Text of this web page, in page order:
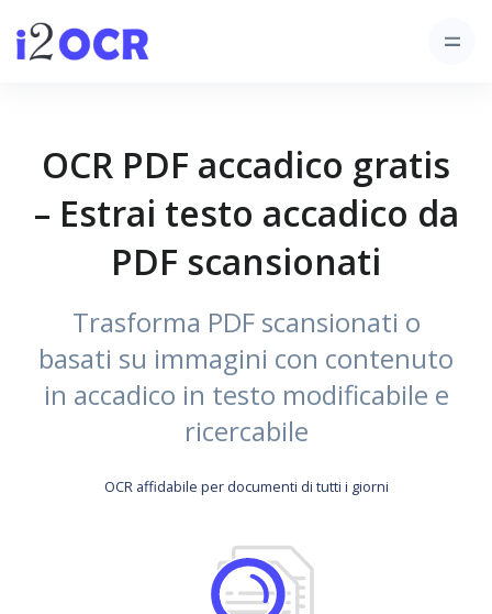
OCR PDF accadico gratis
– Estrai testo accadico da
PDF scansionati
Trasforma PDF scansionati o
basati su immagini con contenuto
in accadico in testo modificabile e
ricercabile
OCR affidabile per documenti di tutti i giorni